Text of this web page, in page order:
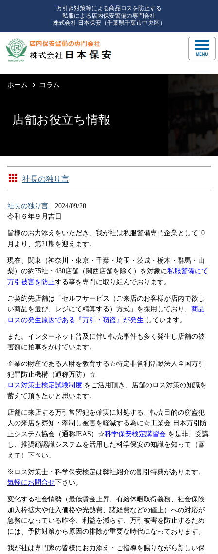
万引き対策等による商品ロスを防止する
私服による店内保安警備の専門会社
株式会社 日本保安（千葉県千葉市中央区）
ホーム コラム
店舗お役立ち情報
社長の独り言
社長の独り言 2024/09/20
令和６年９月吉日
皆様のお力添えをいただき、我が社は私服警備専門企業として10
月より、第21期を迎えます。
現在、関東（神奈川・東京・千葉・埼玉・茨城・栃木・群馬・山
梨）の約75社・430店舗（関西店舗を除く）を対象に私服警備にて
万引被害を防止する事を専門に取り組んでおります。
ご契約先店舗は「セルフサービス（ご来店のお客様が店内で欲し
い商品を選び、レジにて精算する）方式」を採用しており、 商品
ロスの発生原因である『万引・窃盗』が発生 しています。
また。インターネット普及に伴い転売事件も多く発生し店舗の被
害額に拍車をかけています。
企業の財産である人財を教育する☆特定非営利活動法人全国万引
犯罪防止機構（通称万防）☆
ロス対策士検定試験制度 をご活用頂き、店舗のロス対策の知識を
蓄えて頂きたいと思います。
店舗に来店する万引常習犯を確実に対処する、転売目的の窃盗犯
人の来店を察知・牽制し被害を軽減する為に☆工業会 日本万引防
止システム協会（通称JEAS）☆科学保安検定講習会 を是非、受講
し、推奨顔認識システムを活用した科学保安の知識を知って（蓄
えて）下さい。
※ロス対策士・科学保安検定は弊社紹介の割引特典があります。
気軽にお問合せ下さい。
変化する社会情勢（最低賃金上昇、有給休暇取得義務、社会保険
加入枠拡大や仕入価格や光熱費、諸経費などの値上）への対応が
急務になっている昨今、利益を減らす、万引被害を防止するため
には、予防対策から原因の排除が重要な時代になっております。
我が社は専門家の皆様にお力添え・ご指導を賜りながら新しい保